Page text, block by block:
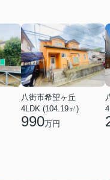
八街市希望ヶ丘
4LDK (104.19㎡)
990万円